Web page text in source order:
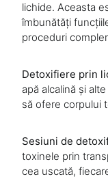
lichide. Aceasta
îmbunătăți
proceduri
Detoxifiere prin
apă alcalină și
să ofere corpului
Sesiuni de
toxinele prin
cea uscată,